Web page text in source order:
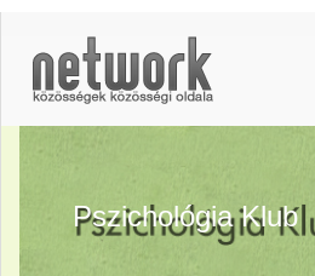
Pszichológia Klub